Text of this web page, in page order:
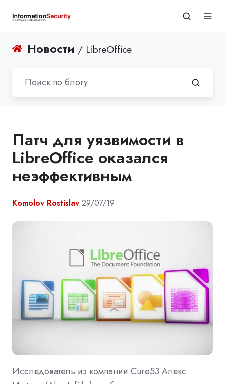
Новости / LibreOffice
Патч для уязвимости в
LibreOffice оказался
неэффективным
Komolov Rostislav 29/07/19
Исследователь из компании Cure53 Алекс